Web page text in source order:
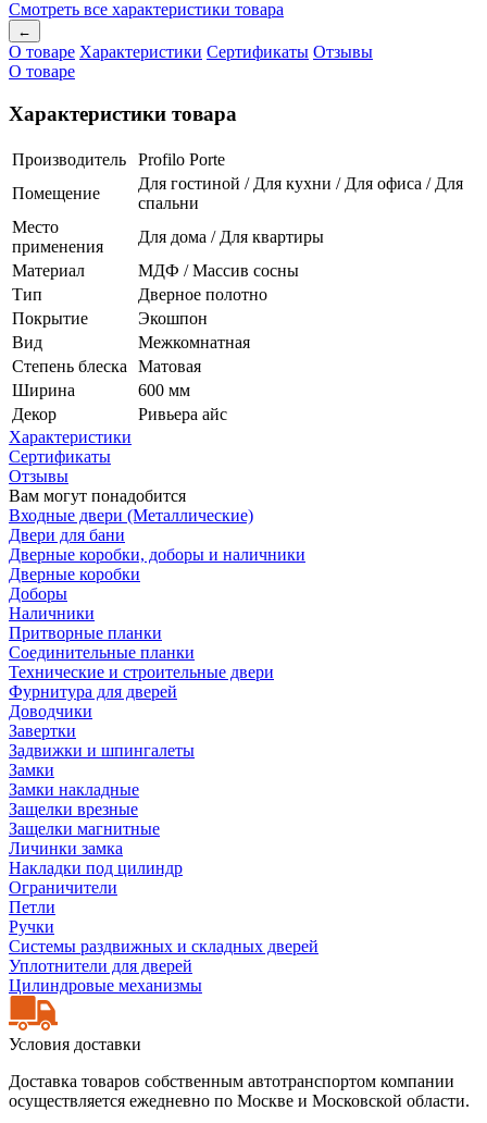
Смотреть все характеристики товара
←
О товаре Характеристики Сертификаты Отзывы
О товаре
Характеристики товара
Производитель
Profilo Porte
Помещение
Для гостиной / Для кухни / Для офиса / Для
спальни
Место
применения
Для дома / Для квартиры
Материал
МДФ / Массив сосны
Тип
Дверное полотно
Покрытие
Экошпон
Вид
Межкомнатная
Степень блеска
Матовая
Ширина
600 мм
Декор
Ривьера айс
Характеристики
Сертификаты
Отзывы
Вам могут понадобится
Входные двери (Металлические)
Двери для бани
Дверные коробки, доборы и наличники
Дверные коробки
Доборы
Наличники
Притворные планки
Соединительные планки
Технические и строительные двери
Фурнитура для дверей
Доводчики
Завертки
Задвижки и шпингалеты
Замки
Замки накладные
Защелки врезные
Защелки магнитные
Личинки замка
Накладки под цилиндр
Ограничители
Петли
Ручки
Системы раздвижных и складных дверей
Уплотнители для дверей
Цилиндровые механизмы
Условия доставки
Доставка товаров собственным автотранспортом компании
осуществляется ежедневно по Москве и Московской области.